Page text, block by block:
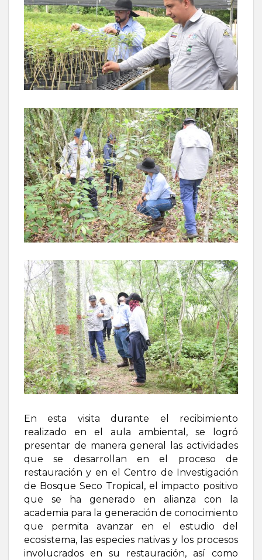
En esta visita durante el recibimiento
realizado en el aula ambiental, se logró
presentar de manera general las actividades
que se desarrollan en el proceso de
restauración y en el Centro de Investigación
de Bosque Seco Tropical, el impacto positivo
que se ha generado en alianza con la
academia para la generación de conocimiento
que permita avanzar en el estudio del
ecosistema, las especies nativas y los procesos
involucrados en su restauración, así como